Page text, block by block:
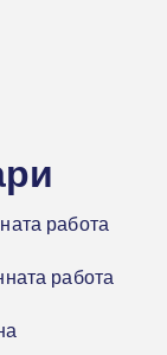
работа
работа